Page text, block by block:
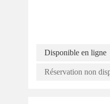
Disponible en ligne
Réservation non